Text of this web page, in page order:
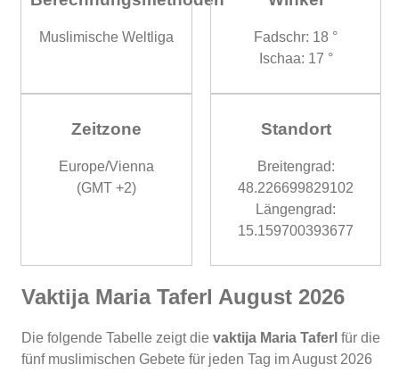
Muslimische Weltliga
Fadschr: 18 °
Ischaa: 17 °
Zeitzone
Europe/Vienna
(GMT +2)
Standort
Breitengrad:
48.226699829102
Längengrad:
15.159700393677
Vaktija Maria Taferl August 2026
Die folgende Tabelle zeigt die vaktija Maria Taferl für die
fünf muslimischen Gebete für jeden Tag im August 2026